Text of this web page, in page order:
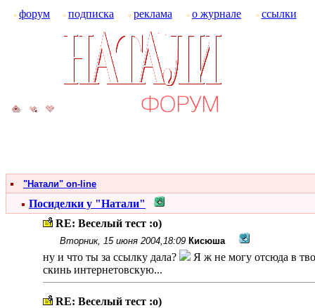
форум подписка реклама о журнале ссылки
"Натали" on-line
Посиделки у "Натали"
RE: Веселый тест :о)
Вторник, 15 июня 2004,18:09 Кисюша
ну и что ты за ссылку дала?
Я ж не могу отсюда в
скинь интернетовскую...
RE: Веселый тест :о)